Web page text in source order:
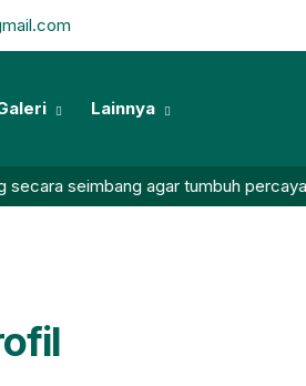
Lainnya
seimbang agar tumbuh percaya